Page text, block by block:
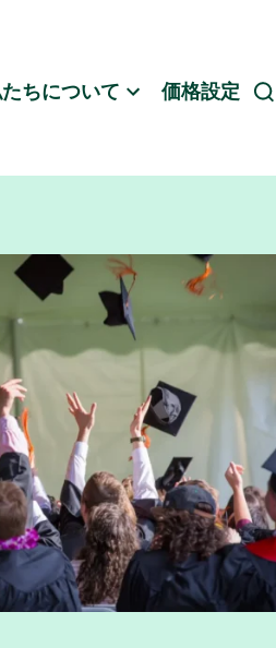
ちについて 価格設定